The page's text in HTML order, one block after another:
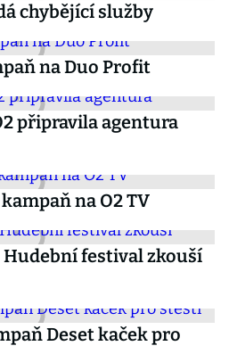
chybějící služby
na Duo Profit
připravila agentura
na O2 TV
Hudební festival zkouší
Deset kaček pro